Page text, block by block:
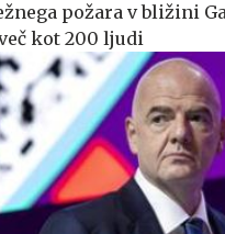
požara v bližini
kot 200 ljudi